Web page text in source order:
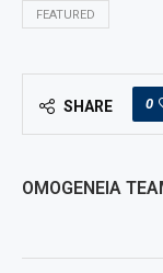
FEATURED
SHARE 0
OMOGENEIA